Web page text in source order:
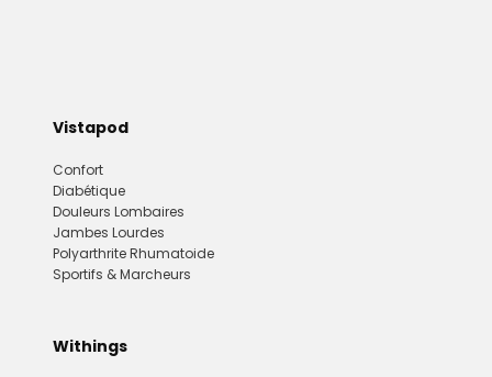
Vistapod
Confort
Diabétique
Douleurs Lombaires
Jambes Lourdes
Polyarthrite Rhumatoide
Sportifs & Marcheurs
Withings